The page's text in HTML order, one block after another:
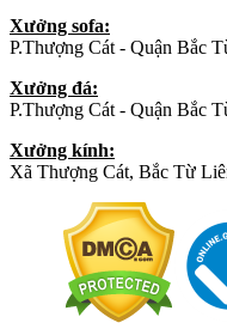
Xưởng sofa:
P.Thượng Cát - Quận Bắc
Xưởng đá:
P.Thượng Cát - Quận Bắc
Xưởng kính:
Xã Thượng Cát, Bắc Từ